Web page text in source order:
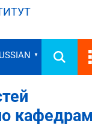
▼
кафедрам